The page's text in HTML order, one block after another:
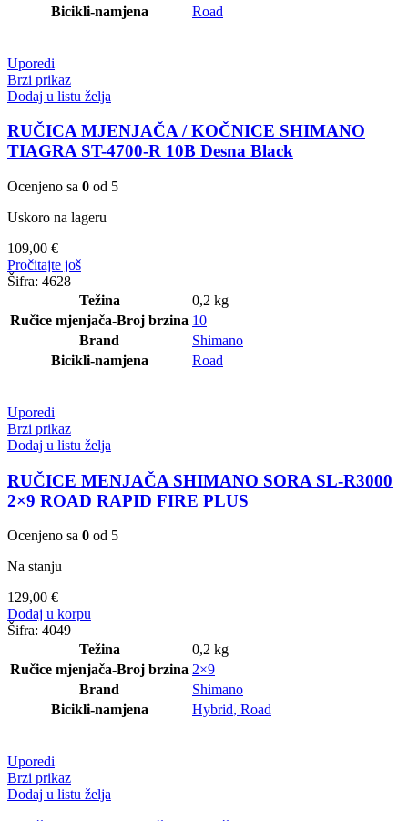
Bicikli-namjena
Road
Uporedi
Brzi prikaz
Dodaj u listu želja
RUČICA MJENJAČA / KOČNICE SHIMANO
TIAGRA ST-4700-R 10B Desna Black
Ocenjeno sa 0 od 5
Uskoro na lageru
109,00 €
Pročitajte još
Šifra: 4628
Težina
0,2 kg
Ručice mjenjača-Broj brzina 10
Brand
Shimano
Bicikli-namjena
Road
Uporedi
Brzi prikaz
Dodaj u listu želja
RUČICE MENJAČA SHIMANO SORA SL-R3000
2×9 ROAD RAPID FIRE PLUS
Ocenjeno sa 0 od 5
Na stanju
129,00 €
Dodaj u korpu
Šifra: 4049
Težina
0,2 kg
Ručice mjenjača-Broj brzina 2×9
Brand
Shimano
Bicikli-namjena
Hybrid, Road
Uporedi
Brzi prikaz
Dodaj u listu želja